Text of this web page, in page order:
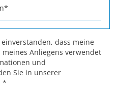
*
dass meine
Anliegens verwendet
und
Sie in unserer
*